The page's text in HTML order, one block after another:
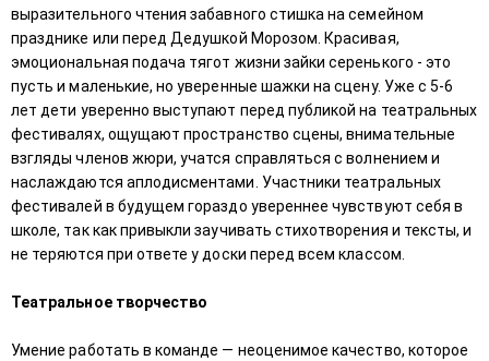
выразительного чтения забавного стишка на семейном
празднике или перед Дедушкой Морозом. Красивая,
эмоциональная подача тягот жизни зайки серенького - это
пусть и маленькие, но уверенные шажки на сцену. Уже с 5-6
лет дети уверенно выступают перед публикой на театральных
фестивалях, ощущают пространство сцены, внимательные
взгляды членов жюри, учатся справляться с волнением и
наслаждаются аплодисментами. Участники театральных
фестивалей в будущем гораздо увереннее чувствуют себя в
школе, так как привыкли заучивать стихотворения и тексты, и
не теряются при ответе у доски перед всем классом.
Театральное творчество
Умение работать в команде — неоценимое качество, которое